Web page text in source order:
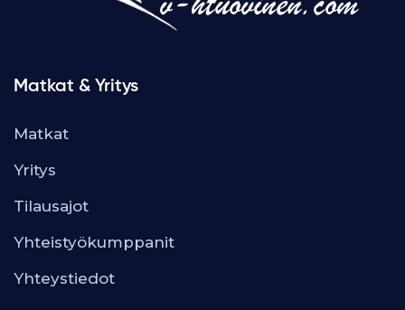
Matkat & Yritys
Matkat
Yritys
Tilausajot
Yhteistyökumppanit
Yhteystiedot